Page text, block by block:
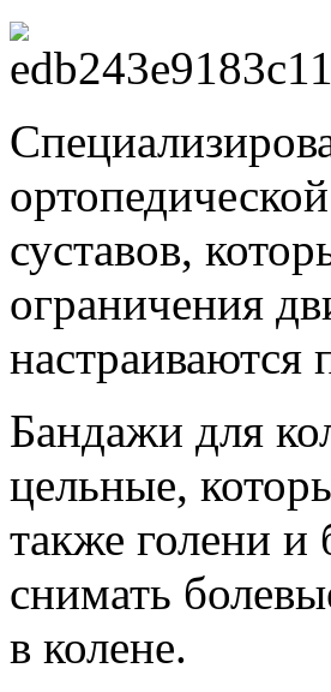
суставов,
ограничения
настраиваются
Бандажи для
цельные,
также голени и
снимать
в колене.